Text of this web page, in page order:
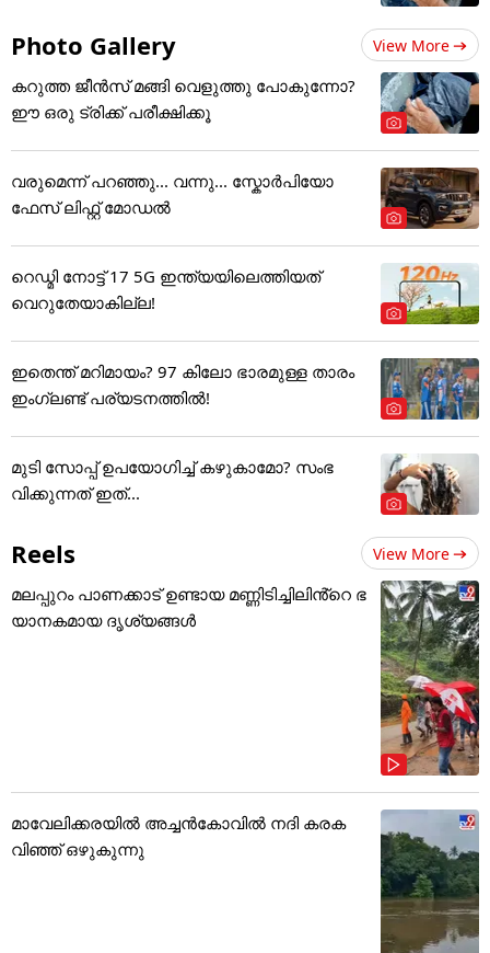
Photo Gallery View More
കറുത്ത ജീൻസ് മങ്ങി വെളുത്തു പോകുന്നോ?
ഈ ഒരു ട്രിക്ക് പരീക്ഷിക്കൂ
വരുമെന്ന് പറഞ്ഞു... വന്നു... സ്കോർപിയോ
ഫേസ് ലിഫ്റ്റ് മോഡൽ
റെഡ്മി നോട്ട് 17 5G ഇന്ത്യയിലെത്തിയത്
വെറുതേയാകില്ല!
ഇതെന്ത് മറിമായം? 97 കിലോ ഭാരമുള്ള താരം
ഇംഗ്ലണ്ട് പര്യടനത്തില്‍!
മുടി സോപ്പ് ഉപയോഗിച്ച് കഴുകാമോ? സംഭ
വിക്കുന്നത് ഇത്...
Reels View More
മലപ്പുറം പാണക്കാട് ഉണ്ടായ മണ്ണിടിച്ചിലിൻ്റെ ഭ
യാനകമായ ദൃശ്യങ്ങൾ
മാവേലിക്കരയിൽ അച്ചൻകോവിൽ നദി കരക
വിഞ്ഞ് ഒഴുകുന്നു